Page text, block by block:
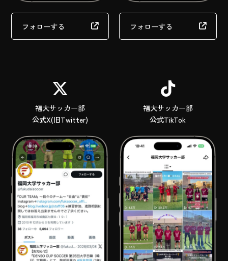
フォローする フォローする
福大サッカー部
公式X(旧Twitter)
福大サッカー部
公式TikTok